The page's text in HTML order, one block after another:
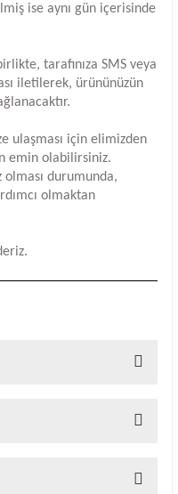
ise aynı gün içerisinde
tarafınıza SMS veya
iletilerek, ürününüzün
ulaşması için elimizden
emin olabilirsiniz.
durumunda,
olmaktan
yapın!